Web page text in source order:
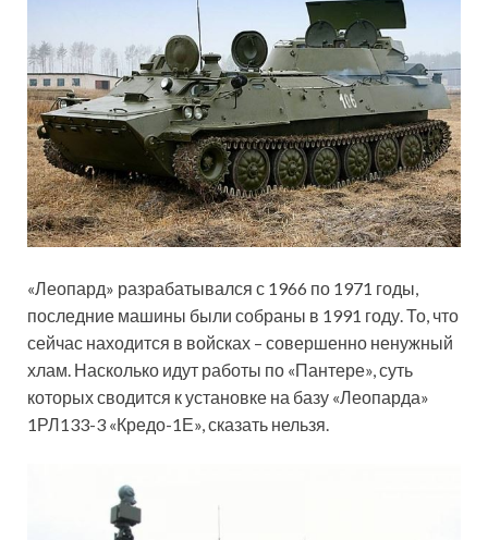
«Леопард» разрабатывался с 1966 по 1971 годы,
последние машины были собраны в 1991 году. То, что
сейчас находится в войсках – совершенно ненужный
хлам. Насколько идут работы по «Пантере», суть
которых сводится к установке на базу «Леопарда»
1РЛ133-3 «Кредо-1Е», сказать нельзя.